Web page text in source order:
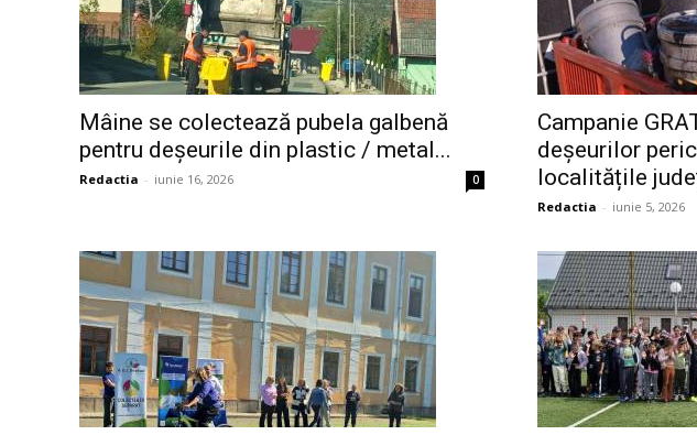
Mâine se colectează pubela galbenă
pentru deșeurile din plastic / metal...
Redactia - iunie 16, 2026 0
Campanie
deșeurilor
localitățile
Redactia - iunie 5, 2026